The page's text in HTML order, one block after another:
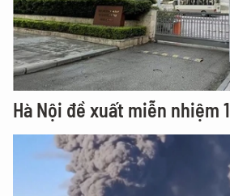
Hà Nội đề xuất miễn nhiệm